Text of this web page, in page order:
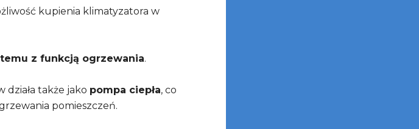
kupienia klimatyzatora w
z funkcją ogrzewania.
także jako pompa ciepła, co
pomieszczeń.